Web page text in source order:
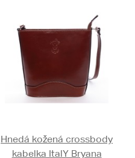
Hnedá kožená crossbody
kabelka ItalY Bryana